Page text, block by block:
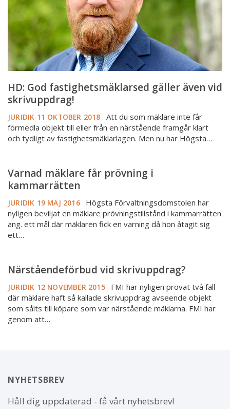
skrivuppdrag!
HD: God fastighetsmäklarsed gäller även vid
skrivuppdrag!
JURIDIK 11 OKTOBER 2018
Att du som mäklare inte får
förmedla objekt till eller från en närstående framgår klart
och tydligt av fastighetsmäklarlagen. Men nu har Högsta…
mäklare
får
prövning
kammarrätten
Varnad mäklare får prövning i
kammarrätten
JURIDIK 19 MAJ 2016
Högsta Förvaltningsdomstolen har
nyligen beviljat en mäklare prövningstillstånd i kammarrätten
ang. ett mål där mäklaren fick en varning då hon åtagit sig
ett…
vid
skrivuppdrag?
Närståendeförbud vid skrivuppdrag?
JURIDIK 12 NOVEMBER 2015
FMI har nyligen prövat två fall
där mäklare haft så kallade skrivuppdrag avseende objekt
som sålts till köpare som var närstående mäklarna. FMI har
genom att…
NYHETSBREV
Håll dig uppdaterad - få vårt nyhetsbrev!